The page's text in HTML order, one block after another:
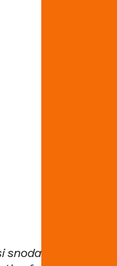
nel cuore